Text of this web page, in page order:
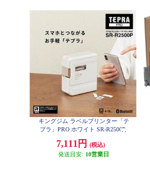
キングジム ラベルプリンター「テ
プラ」PRO ホワイト SR-R2500P
7,111円
(税込)
発送目安: 10営業日